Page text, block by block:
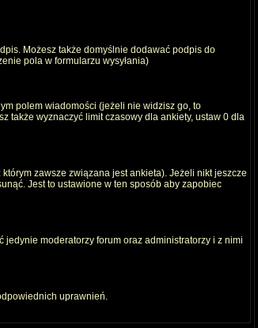
Możesz także domyślnie dodawać podpis do
pola w formularzu wysyłania)
polem wiadomości (jeżeli nie widzisz go, to
także wyznaczyć limit czasowy dla ankiety, ustaw 0 dla
zawsze związana jest ankieta). Jeżeli nikt jeszcze
Jest to ustawione w ten sposób aby zapobiec
moderatorzy forum oraz administratorzy i z nimi
uprawnień.